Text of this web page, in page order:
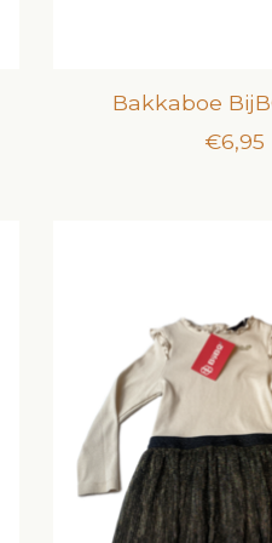
Bakkaboe
€6,95